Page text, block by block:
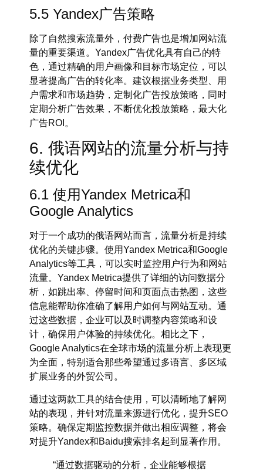
5.5 Yandex广告策略
除了自然搜索流量外，付费广告也是增加网站流
量的重要渠道。 Yandex广告优化具有自己的特
色，通过精确的用户画像和目标市场定位，可以
显著提高广告的转化率。建议根据业务类型、用
户需求和市场趋势，定制化广告投放策略，同时
定期分析广告效果，不断优化投放策略，最大化
广告ROI。
6. 俄语网站的流量分析与持
续优化
6.1 使用Yandex Metrica和
Google Analytics
对于一个成功的俄语网站而言，流量分析是持续
优化的关键步骤。使用Yandex Metrica和Google
Analytics等工具，可以实时监控用户行为和网站
流量。Yandex Metrica提供了详细的访问数据分
析，如跳出率、停留时间和页面点击热图，这些
信息能帮助你准确了解用户如何与网站互动。通
过这些数据，企业可以及时调整内容策略和设
计，确保用户体验的持续优化。相比之下，
Google Analytics在全球市场的流量分析上表现更
为全面，特别适合那些希望通过多语言、多区域
扩展业务的外贸公司。
通过这两款工具的结合使用，可以清晰地了解网
站的表现，并针对流量来源进行优化，提升SEO
策略。确保定期监控数据并做出相应调整，将会
对提升Yandex和Baidu搜索排名起到显著作用。
“通过数据驱动的分析，企业能够根据